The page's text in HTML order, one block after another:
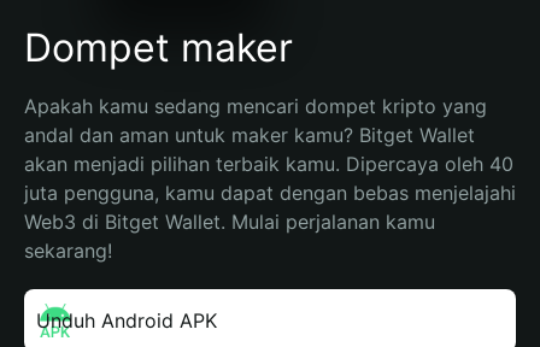
Dompet maker
Apakah kamu sedang mencari dompet kripto yang
andal dan aman untuk maker kamu? Bitget Wallet
akan menjadi pilihan terbaik kamu. Dipercaya oleh 40
juta pengguna, kamu dapat dengan bebas menjelajahi
Web3 di Bitget Wallet. Mulai perjalanan kamu
sekarang!
Unduh Android APK